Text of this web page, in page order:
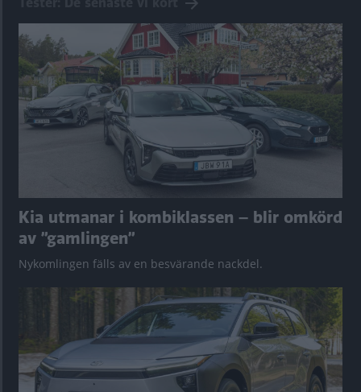
Kia utmanar i kombiklassen – blir omkörd
av ”gamlingen”
Nykomlingen fälls av en besvärande nackdel.